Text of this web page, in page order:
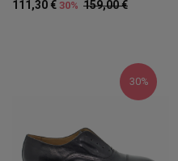
159,00 €
111,30 € 30%
30%